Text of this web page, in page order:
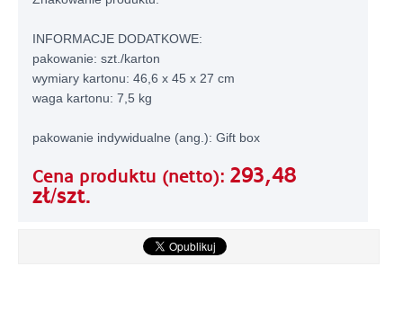
INFORMACJE DODATKOWE:
pakowanie: szt./karton
wymiary kartonu: 46,6 x 45 x 27 cm
waga kartonu: 7,5 kg
pakowanie indywidualne (ang.): Gift box
Cena produktu (netto): 293,48
zł/szt.